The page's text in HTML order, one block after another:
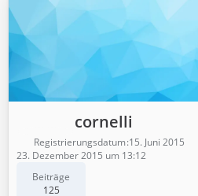
cornelli
Beiträge
125
Registrierungsdatum 15. Juni 2015
23. Dezember 2015 um 13:12